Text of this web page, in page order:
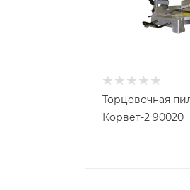
Торцовочная
Корвет-2 90020